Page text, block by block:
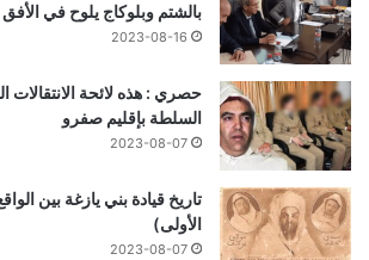
بالشتم وبلوكاج يلوح في الأفق
2023-08-16
حصري : هذه لائحة
السلطة بإقليم صفرو
2023-08-07
تاريخ قيادة بني يازغة بين
الأولى)
2023-08-07